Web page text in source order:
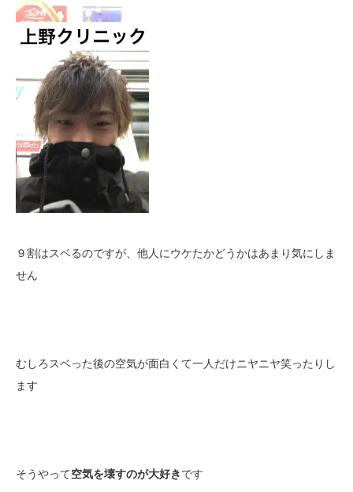
９割はスベるのですが、他人にウケたかどうかはあまり気にしま
せん
むしろスベった後の空気が面白くて一人だけニヤニヤ笑ったりし
ます
そうやって空気を壊すのが大好きです